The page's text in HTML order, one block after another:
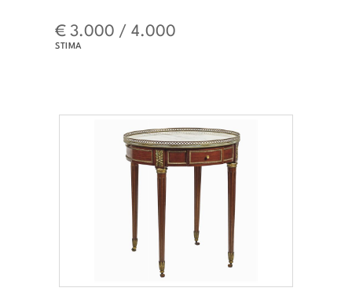
€ 3.000 / 4.000
STIMA